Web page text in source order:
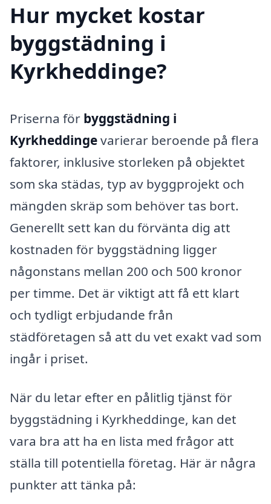
Hur mycket kostar
byggstädning i
Kyrkheddinge?
Priserna för byggstädning i
Kyrkheddingevarierar beroende på flera
faktorer, inklusive storleken på objektet
som ska städas, typ av byggprojekt och
mängden skräp som behöver tas bort.
Generellt sett kan du förvänta dig att
kostnaden för byggstädning ligger
någonstans mellan 200 och 500 kronor
per timme. Det är viktigt att få ett klart
och tydligt erbjudande från
städföretagen så att du vet exakt vad som
ingår i priset.
När du letar efter en pålitlig tjänst för
byggstädning i Kyrkheddinge, kan det
vara bra att ha en lista med frågor att
ställa till potentiella företag. Här är några
punkter att tänka på: